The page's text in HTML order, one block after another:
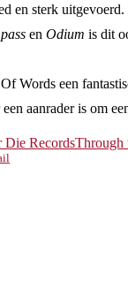
en sterk uitgevoerd.
en Odium is dit
Words een
aanrader is om
Die RecordsThrough